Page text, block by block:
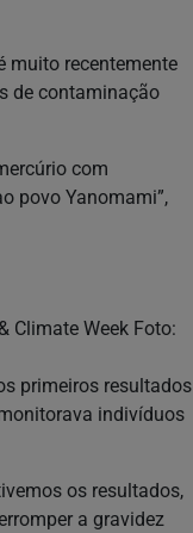
muito recentemente
de contaminação
com
povo Yanomami”,
Climate Week Foto:
primeiros resultados
indivíduos
os resultados,
a gravidez